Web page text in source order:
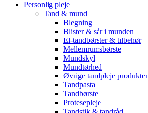
Personlig pleje
Tand & mund
Blegning
Blister & sår i munden
El-tandbørster & tilbehør
Mellemrumsbørste
Mundskyl
Mundtørhed
Øvrige tandpleje produkter
Tandpasta
Tandbørste
Protesepleje